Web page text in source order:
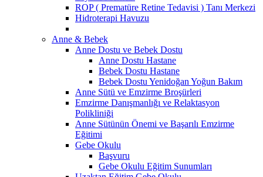
ROP ( Prematüre Retine Tedavisi ) Tanı Merkezi
Hidroterapi Havuzu
Anne & Bebek
Anne Dostu ve Bebek Dostu
Anne Dostu Hastane
Bebek Dostu Hastane
Bebek Dostu Yenidoğan Yoğun Bakım
Anne Sütü ve Emzirme Broşürleri
Emzirme Danışmanlığı ve Relaktasyon
Polikliniği
Anne Sütünün Önemi ve Başarılı Emzirme
Eğitimi
Gebe Okulu
Başvuru
Gebe Okulu Eğitim Sunumları